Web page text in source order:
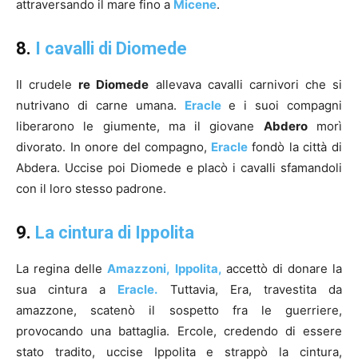
attraversando il mare fino a Micene.
8. I cavalli di Diomede
Il crudelere Diomede allevava cavalli carnivori che si
nutrivano di carne umana. Eracle e i suoi compagni
liberarono le giumente, ma il giovane Abderomorì
divorato. In onore del compagno, Eraclefondò la città di
Abdera. Uccise poi Diomede e placò i cavalli sfamandoli
con il loro stesso padrone.
9. La cintura di Ippolita
La regina delle Amazzoni, Ippolita, accettò di donare la
sua cintura a Eracle. Tuttavia, Era, travestita da
amazzone, scatenò il sospetto fra le guerriere,
provocando una battaglia. Ercole, credendo di essere
stato tradito, uccise Ippolita e strappò la cintura,